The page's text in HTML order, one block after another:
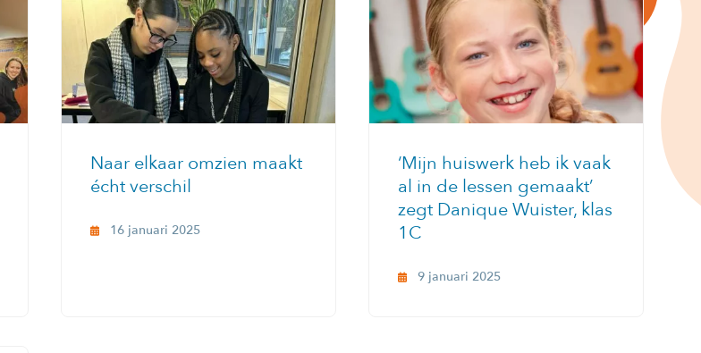
Naar elkaar omzien maakt
écht verschil
16 januari 2025
‘Mijn huiswerk heb ik vaak
al in de lessen gemaakt’
zegt Danique Wuister, klas
1C
9 januari 2025